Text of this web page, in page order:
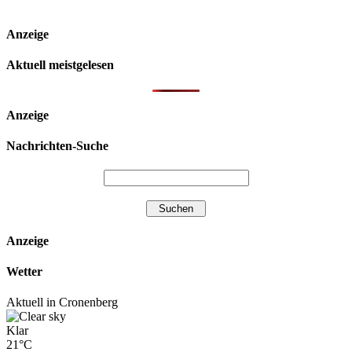
Anzeige
Aktuell meistgelesen
Anzeige
Nachrichten-Suche
Anzeige
Wetter
Aktuell in Cronenberg
Klar
21°C